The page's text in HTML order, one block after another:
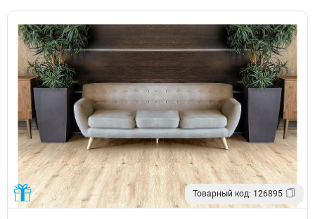
Товарный код: 126895